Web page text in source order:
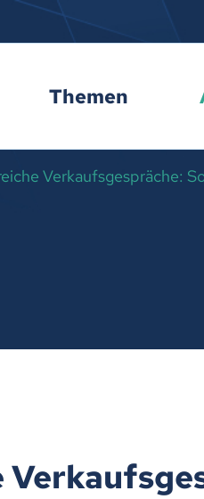
Themen
Verkaufsgespräche: